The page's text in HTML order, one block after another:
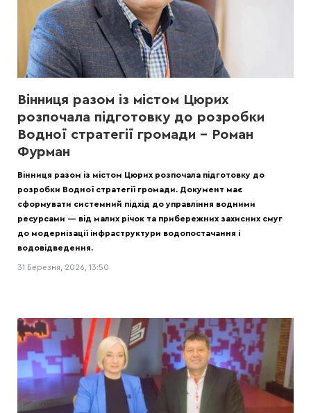
Вінниця разом із містом Цюрих
розпочала підготовку до розробки
Водної стратегії громади – Роман
Фурман
Вінниця разом із містом Цюрих розпочала підготовку до
розробки Водної стратегії громади. Документ має
сформувати системний підхід до управління водними
ресурсами — від малих річок та прибережних захисних смуг
до модернізації інфраструктури водопостачання і
водовідведення.
31 Березня, 2026, 13:50